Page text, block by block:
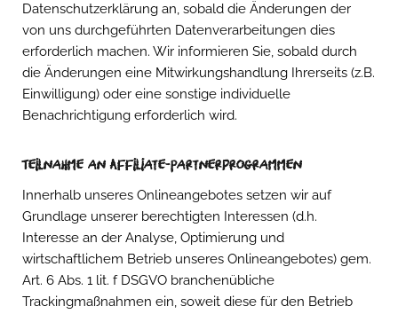
Datenschutzerklärung an, sobald die Änderungen der
von uns durchgeführten Datenverarbeitungen dies
erforderlich machen. Wir informieren Sie, sobald durch
die Änderungen eine Mitwirkungshandlung Ihrerseits (z.B.
Einwilligung) oder eine sonstige individuelle
Benachrichtigung erforderlich wird.
Teilnahme an Affiliate-Partnerprogrammen
Innerhalb unseres Onlineangebotes setzen wir auf
Grundlage unserer berechtigten Interessen (d.h.
Interesse an der Analyse, Optimierung und
wirtschaftlichem Betrieb unseres Onlineangebotes) gem.
Art. 6 Abs. 1 lit. f DSGVO branchenübliche
Trackingmaßnahmen ein, soweit diese für den Betrieb